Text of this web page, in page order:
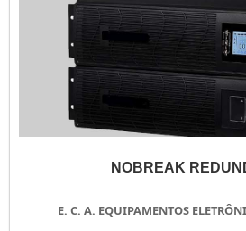
NOBREAK
E. C. A. EQUIPAMENTOS